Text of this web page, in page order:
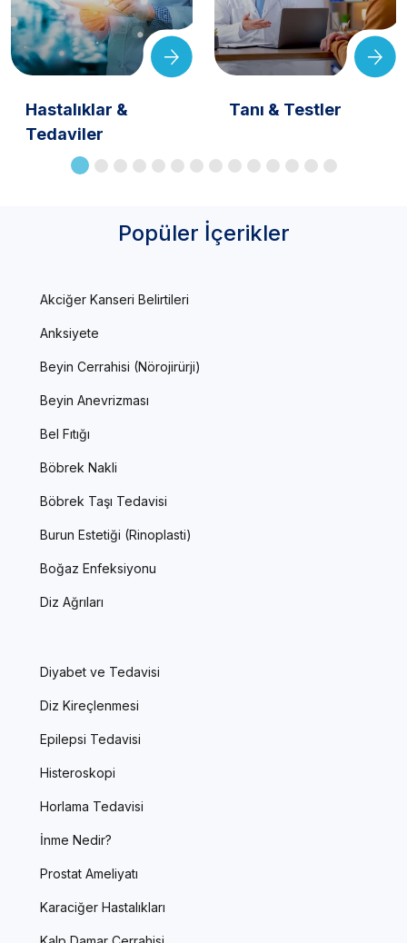
Hastalıklar &
Tedaviler
Tanı & Testler
Popüler İçerikler
Akciğer Kanseri Belirtileri
Anksiyete
Beyin Cerrahisi (Nörojirürji)
Beyin Anevrizması
Bel Fıtığı
Böbrek Nakli
Böbrek Taşı Tedavisi
Burun Estetiği (Rinoplasti)
Boğaz Enfeksiyonu
Diz Ağrıları
Diyabet ve Tedavisi
Diz Kireçlenmesi
Epilepsi Tedavisi
Histeroskopi
Horlama Tedavisi
İnme Nedir?
Prostat Ameliyatı
Karaciğer Hastalıkları